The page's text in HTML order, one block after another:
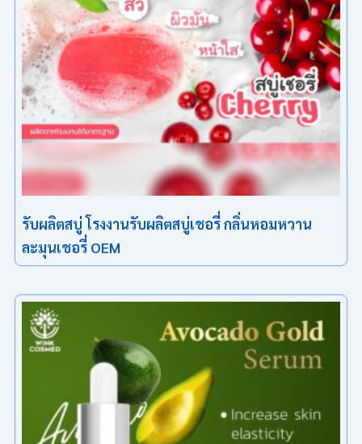
รับผลิตสบู่ โรงงานรับผลิตสบู่เชอรี่ กลิ่นหอมหวาน
ละมุนเชอรี่ OEM